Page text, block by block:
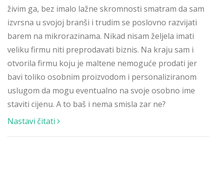
živim ga, bez imalo lažne skromnosti smatram da sam
izvrsna u svojoj branši i trudim se poslovno razvijati
barem na mikrorazinama. Nikad nisam željela imati
veliku firmu niti preprodavati biznis. Na kraju sam i
otvorila firmu koju je maltene nemoguće prodati jer
bavi toliko osobnim proizvodom i personaliziranom
uslugom da mogu eventualno na svoje osobno ime
staviti cijenu. A to baš i nema smisla zar ne?
Nastavi čitati